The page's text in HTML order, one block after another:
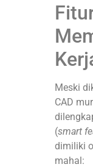
Meski
CAD
(smart
dimiliki
mahal: